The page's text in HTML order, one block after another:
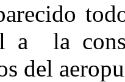
a la
del